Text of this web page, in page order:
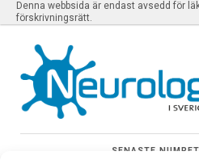
Denna webbsida är endast avsedd för
förskrivningsrätt.
SENASTE